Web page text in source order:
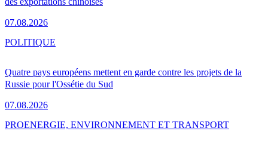
07.08.2026
Quatre pays européens mettent en garde contre les projets de la
Russie pour l'Ossétie du Sud
07.08.2026
POLITIQUE
PROENERGIE, ENVIRONNEMENT ET TRANSPORT